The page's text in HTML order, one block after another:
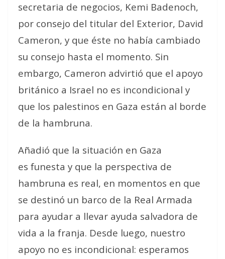
secretaria de negocios, Kemi Badenoch,
por consejo del titular del Exterior, David
Cameron, y que éste no había cambiado
su consejo hasta el momento. Sin
embargo, Cameron advirtió que el apoyo
británico a Israel no es incondicional y
que los palestinos en Gaza están al borde
de la hambruna.
Añadió que la situación en Gaza
es funesta y que la perspectiva de
hambruna es real, en momentos en que
se destinó un barco de la Real Armada
para ayudar a llevar ayuda salvadora de
vida a la franja. Desde luego, nuestro
apoyo no es incondicional: esperamos